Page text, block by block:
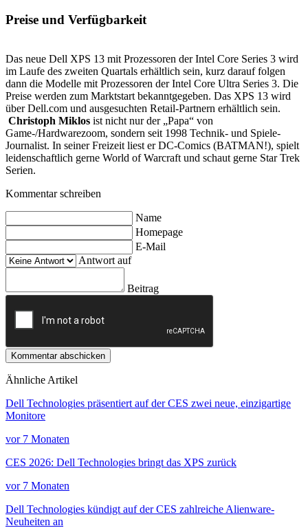
Preise und Verfügbarkeit
Das neue Dell XPS 13 mit Prozessoren der Intel Core Series 3 wird
im Laufe des zweiten Quartals erhältlich sein, kurz darauf folgen
dann die Modelle mit Prozessoren der Intel Core Ultra Series 3. Die
Preise werden zum Marktstart bekanntgegeben. Das XPS 13 wird
über Dell.com und ausgesuchten Retail-Partnern erhältlich sein.
Christoph Miklos ist nicht nur der „Papa“ von
Game-/Hardwarezoom, sondern seit 1998 Technik- und Spiele-
Journalist. In seiner Freizeit liest er DC-Comics (BATMAN!), spielt
leidenschaftlich gerne World of Warcraft und schaut gerne Star Trek
Serien.
Kommentar schreiben
Name
Homepage
E-Mail
Antwort auf
Beitrag
Kommentar abschicken
Ähnliche Artikel
Dell Technologies präsentiert auf der CES zwei neue, einzigartige
Monitore
vor 7 Monaten
CES 2026: Dell Technologies bringt das XPS zurück
vor 7 Monaten
Dell Technologies kündigt auf der CES zahlreiche Alienware-
Neuheiten an